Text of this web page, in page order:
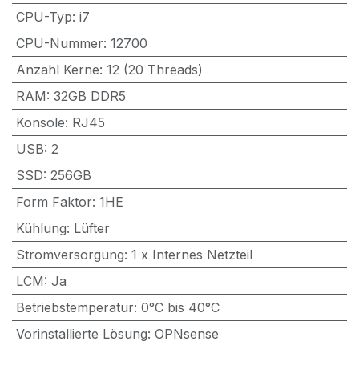
CPU-Typ: i7
CPU-Nummer: 12700
Anzahl Kerne: 12 (20 Threads)
RAM: 32GB DDR5
Konsole: RJ45
USB: 2
SSD: 256GB
Form Faktor: 1HE
Kühlung: Lüfter
Stromversorgung: 1 x Internes Netzteil
LCM: Ja
Betriebstemperatur: 0°C bis 40°C
Vorinstallierte Lösung: OPNsense